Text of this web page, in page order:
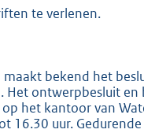
te verlenen.
bekend het
Het ontwerpbesluit
het kantoor van
16.30 uur.